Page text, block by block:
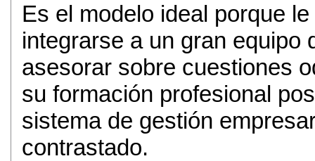
Es el modelo ideal porque
integrarse a un gran equipo
asesorar sobre cuestiones
su formación profesional
sistema de gestión
contrastado.